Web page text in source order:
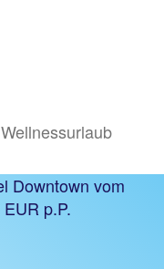
Wellnessurlaub